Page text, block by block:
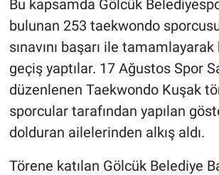
Bu kapsamda Gölcük
bulunan 253 taekwondo
sınavını başarı ile
geçiş yaptılar. 17 Ağustos Spor
düzenlenen Taekwondo Kuşak
sporcular tarafından yapılan
dolduran ailelerinden alkış aldı.
Törene katılan Gölcük Belediye